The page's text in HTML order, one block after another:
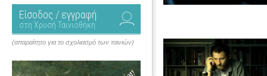
Είσοδος / εγγραφή
στη Χρυσή Ταινιοθήκη
(απαραίτητο για το σχολιασμό των ταινιών)